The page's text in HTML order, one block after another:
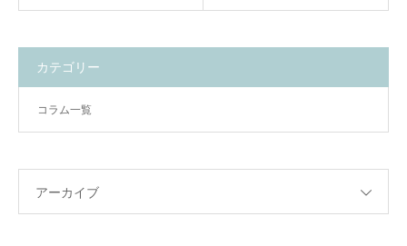
カテゴリー
コラム一覧
アーカイブ